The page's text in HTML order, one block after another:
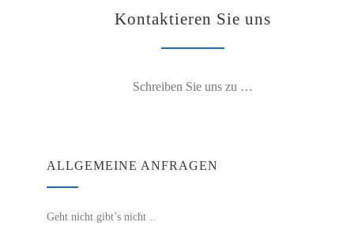
Kontaktieren Sie uns
Schreiben Sie uns zu …
ALLGEMEINE ANFRAGEN
Geht nicht gibt’s nicht ..